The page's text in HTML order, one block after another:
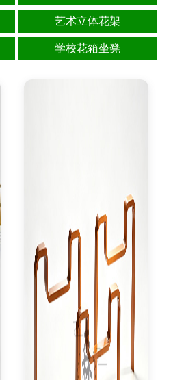
艺术立体花架
学校花箱坐凳